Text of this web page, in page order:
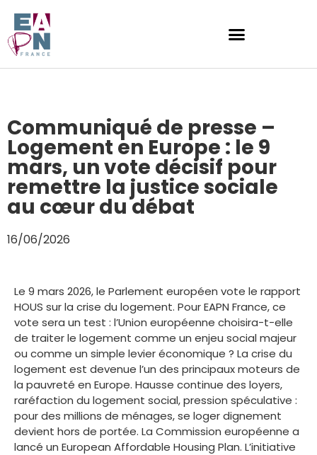
Communiqué de presse –
Logement en Europe : le 9
mars, un vote décisif pour
remettre la justice sociale
au cœur du débat
16/06/2026
Le 9 mars 2026, le Parlement européen vote le rapport
HOUS sur la crise du logement. Pour EAPN France, ce
vote sera un test : l’Union européenne choisira-t-elle
de traiter le logement comme un enjeu social majeur
ou comme un simple levier économique ? La crise du
logement est devenue l’un des principaux moteurs de
la pauvreté en Europe. Hausse continue des loyers,
raréfaction du logement social, pression spéculative :
pour des millions de ménages, se loger dignement
devient hors de portée. La Commission européenne a
lancé un European Affordable Housing Plan. L’initiative